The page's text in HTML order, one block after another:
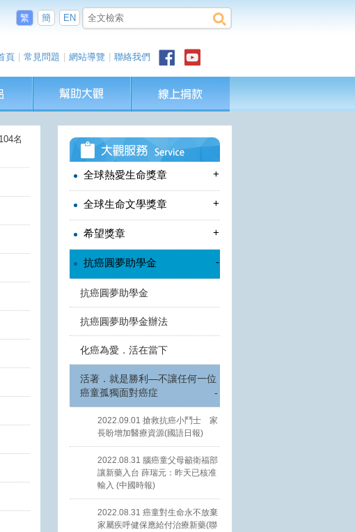
繁 簡 EN
頁 常見問題 網站導覽 聯絡我們
名
全球熱愛生命獎章 +
全球生命文學獎章 +
希望獎章 +
抗癌圓夢助學金 -
抗癌圓夢助學金
抗癌圓夢助學金辦法
化癌為愛．活在當下
活著．就是勝利—不讓任何一位
癌童孤獨面對癌症
-
2022.09.01 搶救抗癌小鬥士 家
長盼增加醫療資源(國語日報)
2022.08.31 腦癌童父母籲衛福部
讓新藥入台 薛瑞元：昨天已核准
輸入 (中國時報)
2022.08.31 癌童對生命永不放棄
家屬疾呼健保應給付治療新藥(聯